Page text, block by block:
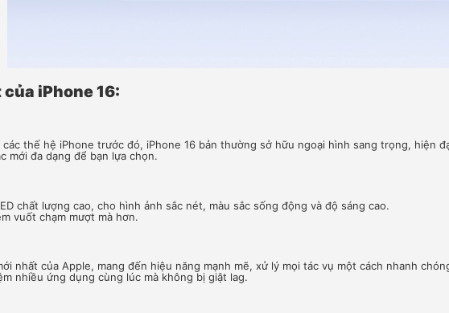
iPhone 16:
thế hệ iPhone trước đó, iPhone 16 bản thường sở hữu ngoại hình sang trọng, hiện
mới đa dạng để bạn lựa chọn.
chất lượng cao, cho hình ảnh sắc nét, màu sắc sống động và độ sáng cao.
vuốt chạm mượt mà hơn.
nhất của Apple, mang đến hiệu năng mạnh mẽ, xử lý mọi tác vụ một cách nhanh
nhiều ứng dụng cùng lúc mà không bị giật lag.